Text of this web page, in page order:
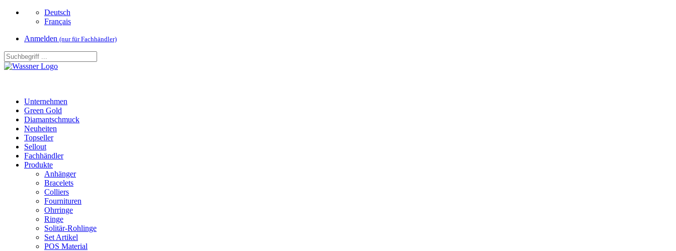
Deutsch
Français
Anmelden (nur für Fachhändler)
Unternehmen
Green Gold
Diamantschmuck
Neuheiten
Topseller
Sellout
Fachhändler
Produkte
Anhänger
Bracelets
Colliers
Fournituren
Ohrringe
Ringe
Solitär-Rohlinge
Set Artikel
POS Material